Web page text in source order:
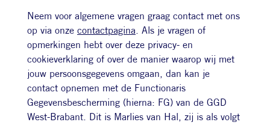
Neem voor algemene vragen graag contact met ons
op via onze contactpagina. Als je vragen of
opmerkingen hebt over deze privacy- en
cookieverklaring of over de manier waarop wij met
jouw persoonsgegevens omgaan, dan kan je
contact opnemen met de Functionaris
Gegevensbescherming (hierna: FG) van de GGD
West-Brabant. Dit is Marlies van Hal, zij is als volgt